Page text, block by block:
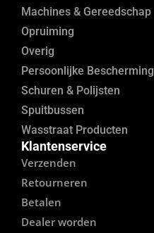
Machines & Gereedschap
Opruiming
Overig
Persoonlijke Bescherming
Schuren & Polijsten
Spuitbussen
Wasstraat Producten
Klantenservice
Verzenden
Retourneren
Betalen
Dealer worden